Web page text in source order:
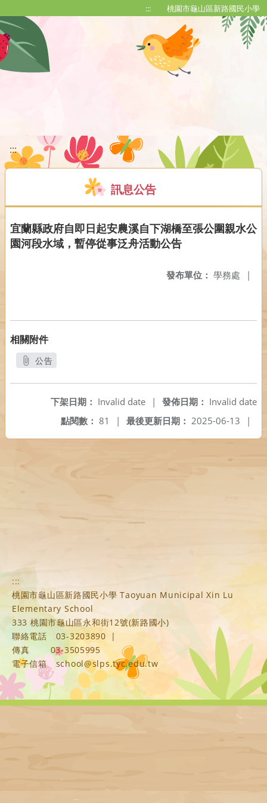
::: 桃園市龜山區新路國民小學
:::
訊息公告
宜蘭縣政府自即日起安農溪自下湖橋至張公圍親水公
園河段水域，暫停從事泛舟活動公告
發布單位： 學務處 |
相關附件
公告
發佈日期： Invalid date
下架日期： Invalid date
|
最後更新日期： 2025-06-13 |
點閱數： 81 |
:::
桃園市龜山區新路國民小學 Taoyuan Municipal Xin Lu
Elementary School
333 桃園市龜山區永和街12號(新路國小)
聯絡電話
03-3203890
|
傳真
03-3505995
電子信箱
school@slps.tyc.edu.tw